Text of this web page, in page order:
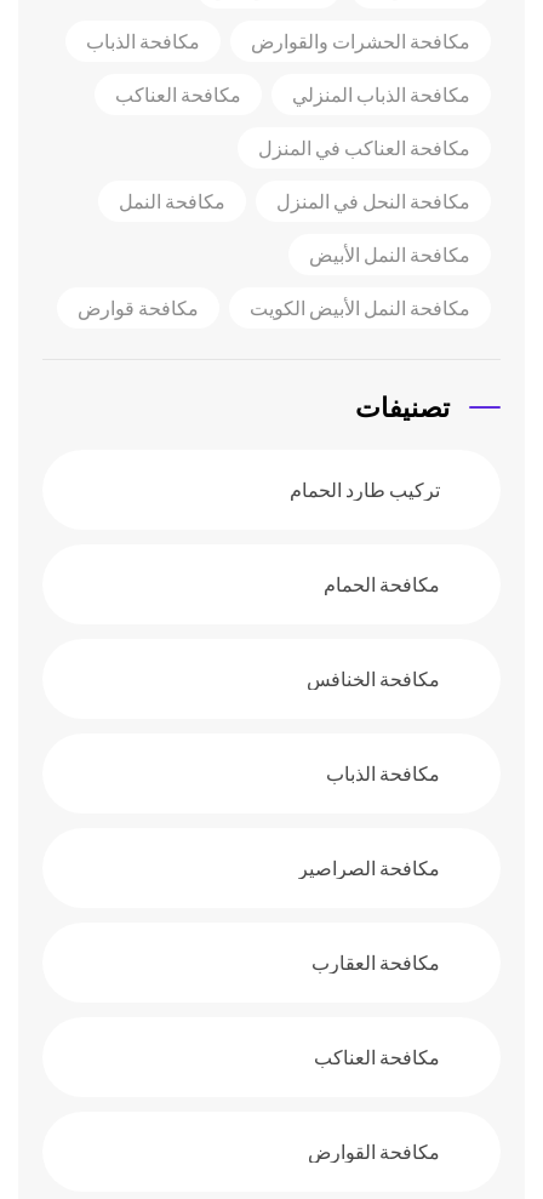
مكافحة الحشرات والقوارض مكافحة الذباب
مكافحة الذباب المنزلي مكافحة العناكب
مكافحة العناكب في المنزل
مكافحة النحل في المنزل مكافحة النمل
مكافحة النمل الأبيض
مكافحة النمل الأبيض الكويت مكافحة قوارض
تصنيفات
تركيب طارد الحمام
مكافحة الحمام
مكافحة الخنافس
مكافحة الذباب
مكافحة الصراصير
مكافحة العقارب
مكافحة العناكب
مكافحة القوارض